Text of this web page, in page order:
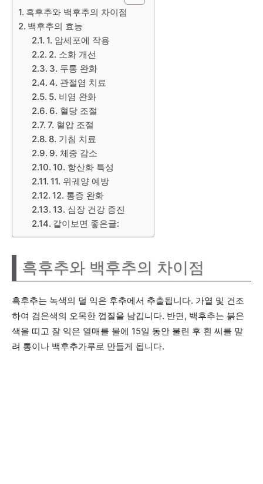
흑후추와 백후추의 차이점
백후추의 효능
1. 암세포에 작용
2. 소화 개선
3. 두통 완화
4. 관절염 치료
5. 비염 완화
6. 혈당 조절
7. 혈압 조절
8. 기침 치료
9. 체중 감소
10. 항산화 특성
11. 위궤양 예방
12. 통증 완화
13. 심장 건강 증진
같이보면 좋은글:
흑후추와 백후추의 차이점
흑후추는 녹색의 덜 익은 후추에서 추출됩니다. 가열 및 건조
하여 검은색의 오목한 껍질을 남깁니다. 반면, 백후추는 붉은
색을 띠고 잘 익은 열매를 물에 15일 동안 불린 후 흰 씨를 말
려 통이나 백후추가루로 만들게 됩니다.